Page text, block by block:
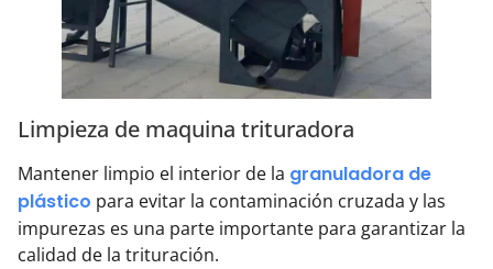
Limpieza de maquina trituradora
Mantener limpio el interior de la granuladora de
plástico para evitar la contaminación cruzada y las
impurezas es una parte importante para garantizar la
calidad de la trituración.